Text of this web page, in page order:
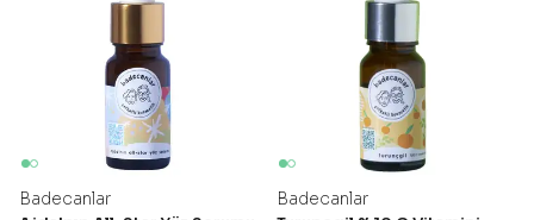
Badecanlar Badecanlar